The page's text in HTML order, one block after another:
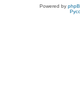
Powered by